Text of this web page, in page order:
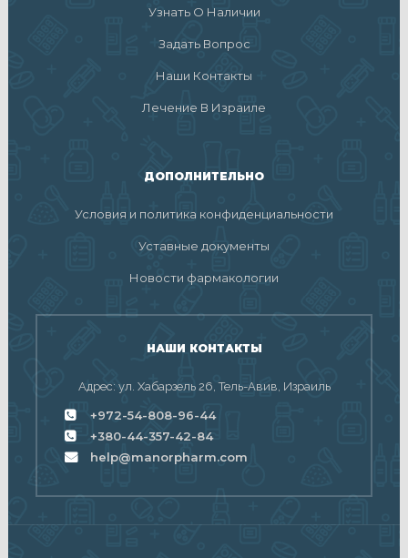
Узнать О Наличии
Задать Вопрос
Наши Контакты
Лечение В Израиле
ДОПОЛНИТЕЛЬНО
Условия и политика конфиденциальности
Уставные документы
Новости фармакологии
НАШИ КОНТАКТЫ
Адрес: ул. Хабарзель 26, Тель-Авив, Израиль
+972-54-808-96-44
+380-44-357-42-84
help@manorpharm.com